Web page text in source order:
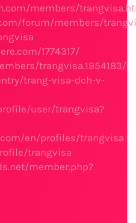
members/
forum/members/
1774317/
trangvisa.1954183/
trang-visa-dch-v-
user/trangvisa?
en/profiles/trangvisa
trangvisa
member.php?